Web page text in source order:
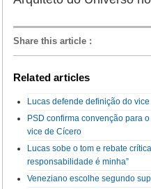
Share this article :
Related articles
Lucas defende definição do
PSD confirma convenção para
vice de Cícero
Lucas sobe o tom e rebate
responsabilidade é minha”
Veneziano escolhe segundo